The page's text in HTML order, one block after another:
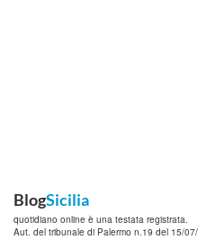
BlogSicilia
quotidiano online è una testata registrata.
Aut. del tribunale di Palermo n.19 del 15/